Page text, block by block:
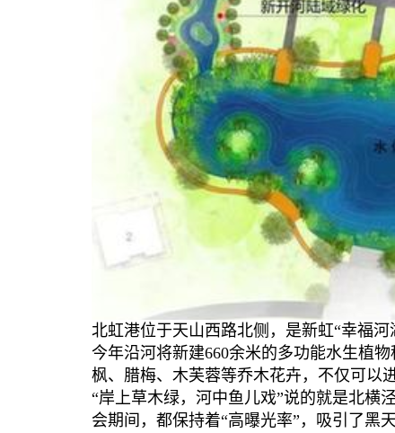
北虹港位于天山西路北侧，是新虹“幸福
今年沿河将新建660余米的多功能水生植
枫、腊梅、木芙蓉等乔木花卉，不仅可以
“岸上草木绿，河中鱼儿戏”说的就是北横
会期间，都保持着“高曝光率”，吸引了黑